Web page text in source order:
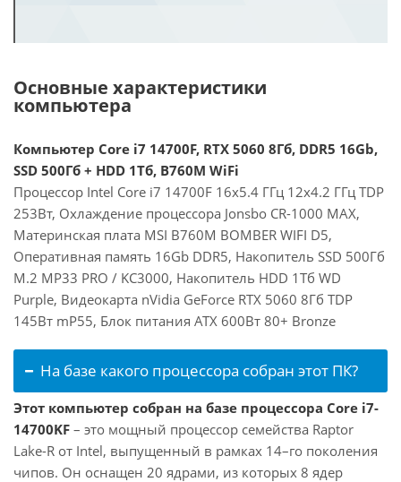
Основные характеристики
компьютера
Компьютер Core i7 14700F, RTX 5060 8Гб, DDR5 16Gb,
SSD 500Гб + HDD 1Тб, B760M WiFi
Процессор Intel Core i7 14700F 16x5.4 ГГц 12x4.2 ГГц TDP
253Вт, Охлаждение процессора Jonsbo CR-1000 MAX,
Материнская плата MSI B760M BOMBER WIFI D5,
Оперативная память 16Gb DDR5, Накопитель SSD 500Гб
M.2 MP33 PRO / KC3000, Накопитель HDD 1Тб WD
Purple, Видеокарта nVidia GeForce RTX 5060 8Гб TDP
145Вт mP55, Блок питания ATX 600Вт 80+ Bronze
На базе какого процессора собран этот ПК?
Этот компьютер собран на базе процессора Core i7-
14700KF – это мощный процессор семейства Raptor
Lake-R от Intel, выпущенный в рамках 14–го поколения
чипов. Он оснащен 20 ядрами, из которых 8 ядер